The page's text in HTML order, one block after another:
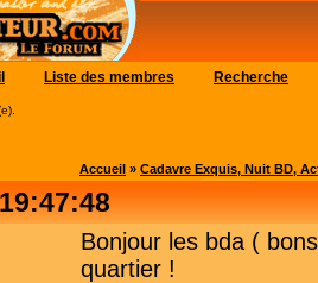
Liste des membres Recherche
Accueil » Cadavre Exquis, Nuit BD,
Bonjour les bda (
quartier !